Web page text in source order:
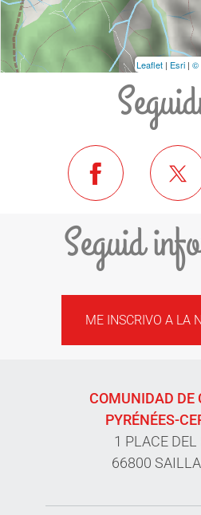
Leaflet | Esri | ©
Seguid
ME INSCRIVO A LA
COMUNIDAD DE
PYRÉNÉES-
1 PLACE DEL
66800